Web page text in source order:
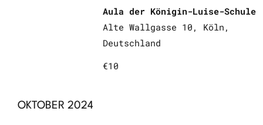
Aula der Königin-Luise-Schule
Alte Wallgasse 10, Köln,
Deutschland
€10
OKTOBER 2024